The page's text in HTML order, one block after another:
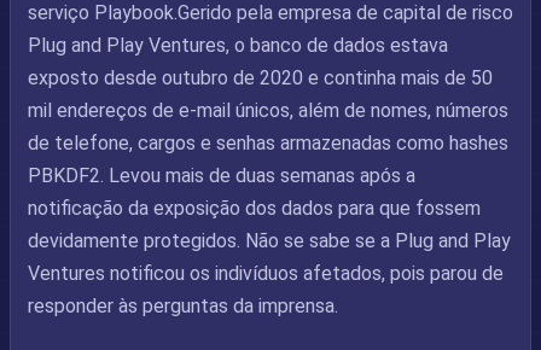
serviço Playbook.Gerido pela empresa de capital de risco
Plug and Play Ventures, o banco de dados estava
exposto desde outubro de 2020 e continha mais de 50
mil endereços de e-mail únicos, além de nomes, números
de telefone, cargos e senhas armazenadas como hashes
PBKDF2. Levou mais de duas semanas após a
notificação da exposição dos dados para que fossem
devidamente protegidos. Não se sabe se a Plug and Play
Ventures notificou os indivíduos afetados, pois parou de
responder às perguntas da imprensa.